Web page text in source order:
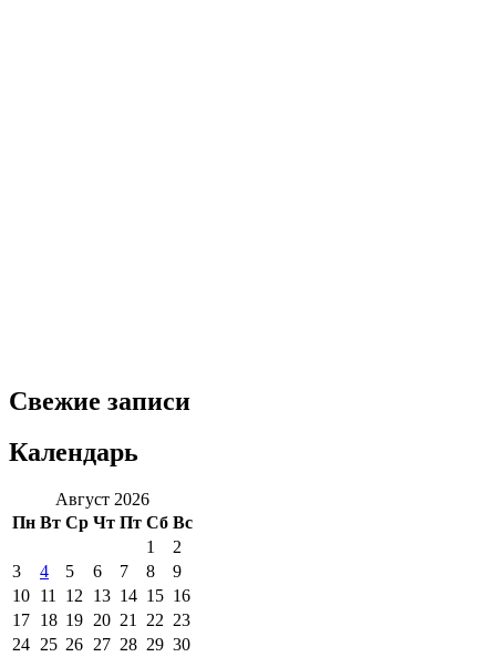
Свежие записи
Календарь
Август 2026
Пн Вт Ср Чт Пт Сб Вс
1
2
3
4 5 6 7 8
9
10 11 12 13 14 15 16
17 18 19 20 21 22 23
24 25 26 27 28 29 30